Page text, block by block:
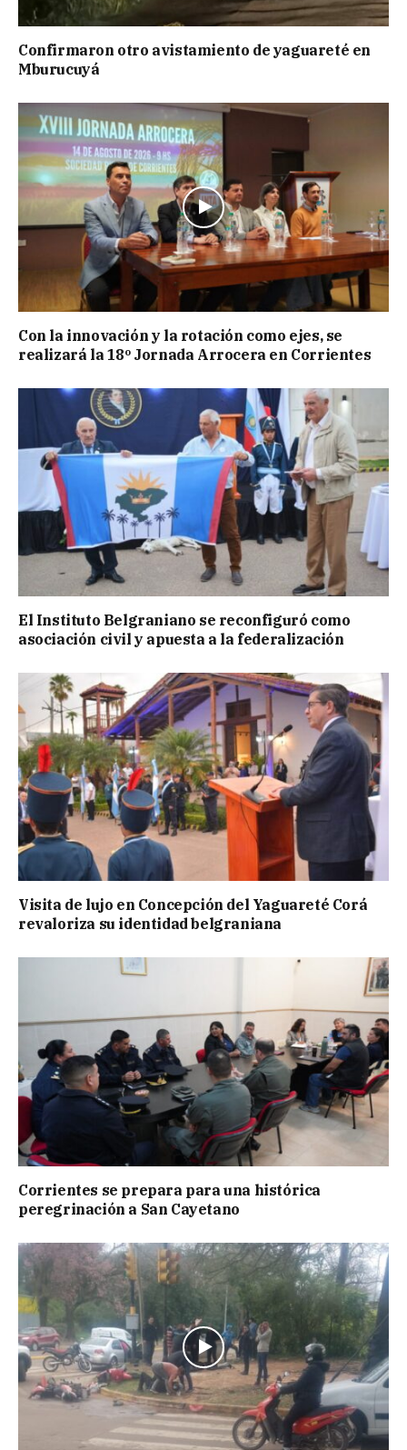
Confirmaron otro avistamiento de yaguareté en
Mburucuyá
Con la innovación y la rotación como ejes, se
realizará la 18º Jornada Arrocera en Corrientes
El Instituto Belgraniano se reconfiguró como
asociación civil y apuesta a la federalización
Visita de lujo en Concepción del Yaguareté Corá
revaloriza su identidad belgraniana
Corrientes se prepara para una histórica
peregrinación a San Cayetano